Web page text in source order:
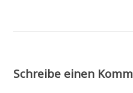
Schreibe einen